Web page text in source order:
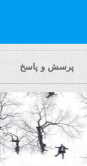
پرسش و پاسخ